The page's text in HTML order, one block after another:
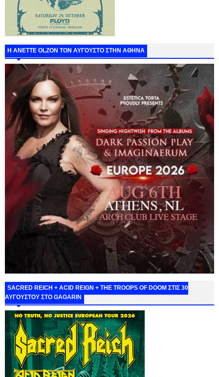
Η ANETTE OLZON ΤΟΝ ΑΥΓΟΥΣΤΟ ΣΤΗΝ ΑΘΗΝΑ
SACRED REICH + ACID REIGN + THE TROOPS OF DOOM ΣΤΙΣ 30
ΑΥΓΟΥΣΤΟΥ ΣΤΟ GAGARIN